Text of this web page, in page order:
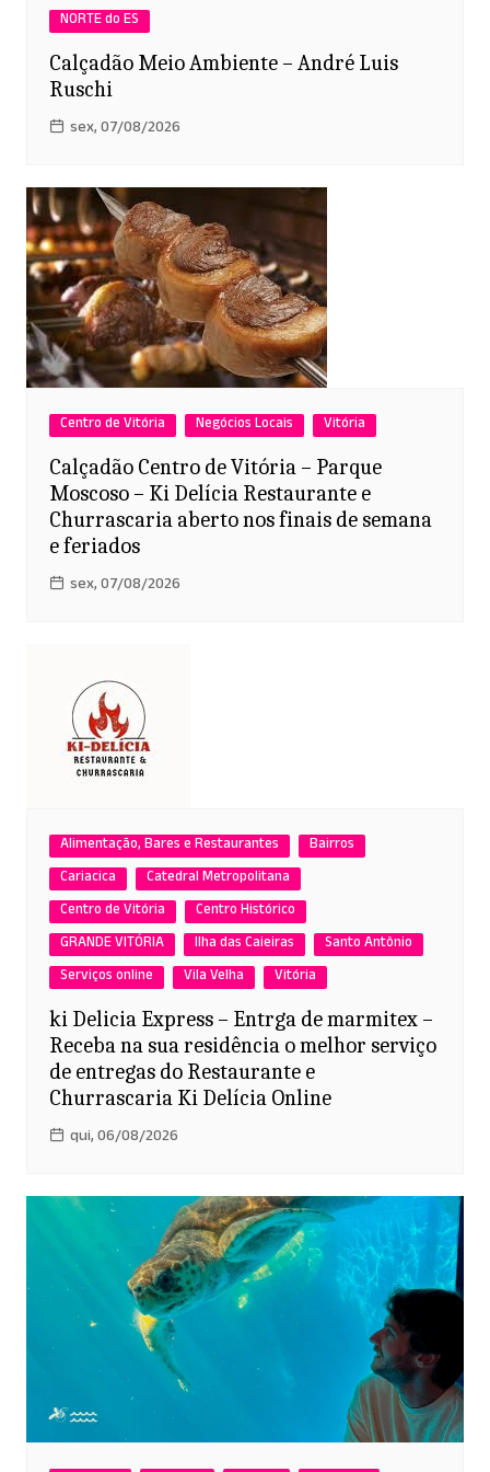
NORTE do ES
Calçadão Meio Ambiente – André Luis
Ruschi
sex, 07/08/2026
Centro de Vitória Negócios Locais Vitória
Calçadão Centro de Vitória – Parque
Moscoso – Ki Delícia Restaurante e
Churrascaria aberto nos finais de semana
e feriados
sex, 07/08/2026
Alimentação, Bares e Restaurantes
Bairros
Cariacica
Catedral Metropolitana
Centro de Vitória
Centro Histórico
GRANDE VITÓRIA
Ilha das Caieiras
Santo Antônio
Serviços online
Vila Velha Vitória
ki Delicia Express – Entrga de marmitex –
Receba na sua residência o melhor serviço
de entregas do Restaurante e
Churrascaria Ki Delícia Online
qui, 06/08/2026